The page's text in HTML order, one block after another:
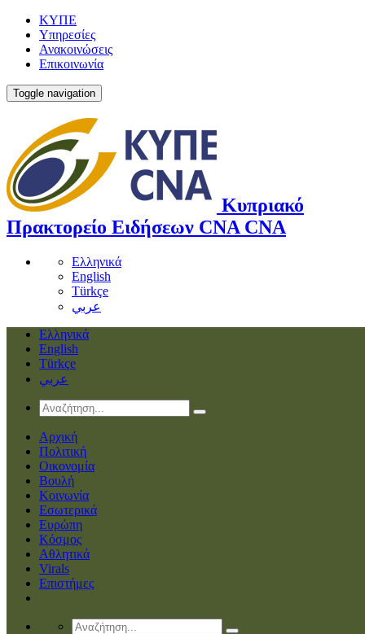
ΚΥΠΕ
Υπηρεσίες
Ανακοινώσεις
Επικοινωνία
Toggle navigation
Κυπριακό
Πρακτορείο Ειδήσεων CNA CNA
Ελληνικά
English
Türkçe
عربي
Ελληνικά
English
Türkçe
عربي
Αρχική
Πολιτική
Οικονομία
Βουλή
Κοινωνία
Εσωτερικά
Ευρώπη
Κόσμος
Αθλητικά
Virals
Επιστήμες